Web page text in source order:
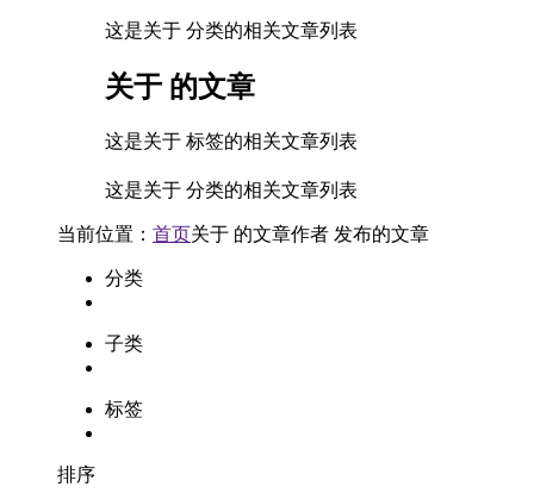
这是关于 分类的相关文章列表
关于 的文章
这是关于 标签的相关文章列表
这是关于 分类的相关文章列表
当前位置： 首页关于 的文章作者 发布的文章
分类
子类
标签
排序